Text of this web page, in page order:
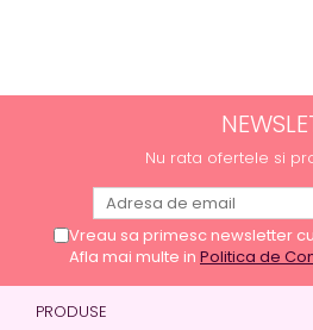
Nu rata ofertele si
Vreau sa primesc newsletter
Afla mai multe in Politica de
PRODUSE